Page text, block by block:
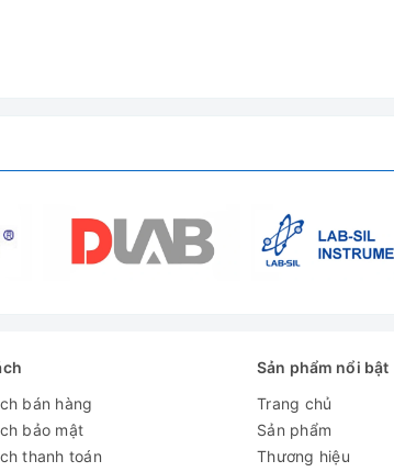
bán hàng
bảo mật
thanh toán
Sản phẩm nổi bật
Trang chủ
Sản phẩm
Thương hiệu